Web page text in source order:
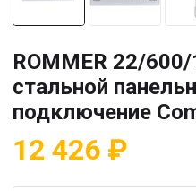
ROMMER 22/
стальной
подключение
12 426 ₽